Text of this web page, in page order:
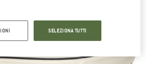
SELEZIONA TUTTI